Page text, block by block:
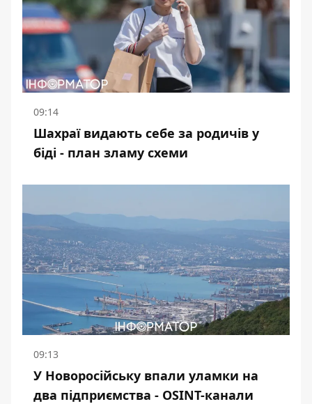
09:14
Шахраї видають себе за родичів у
біді - план зламу схеми
09:13
У Новоросійську впали уламки на
два підприємства - OSINT-канали